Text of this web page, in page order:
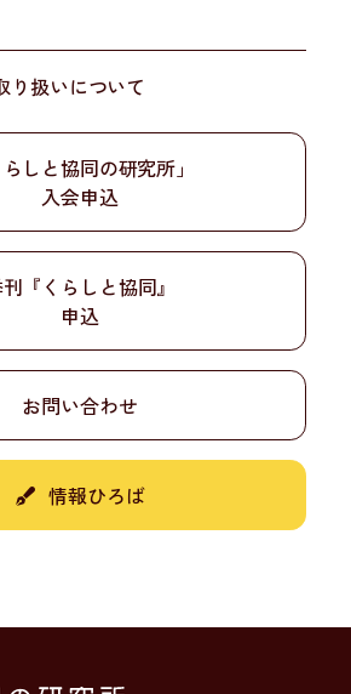
り扱いについて
らしと協同の研究所」
入会申込
『くらしと協同』
申込
お問い合わせ
情報ひろば